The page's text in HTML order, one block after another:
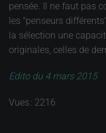
pensée. Il ne faut pas
les "penseurs
la sélection une
originales, celles de
Edito du 4 mars 2015
Vues : 2216